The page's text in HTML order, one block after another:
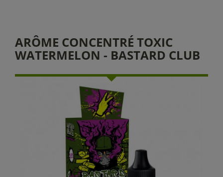
ARÔME CONCENTRÉ TOXIC
WATERMELON - BASTARD CLUB